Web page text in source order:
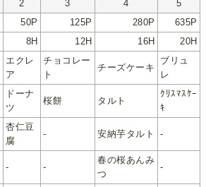
2 3 4
5
50P 125P 280P
635P
8H 12H 16H 20H
エクレ
ア
チョコレー
ト
チーズケーキ
ブリュ
レ
ドーナ
ツ
桜餅 タルト
ｸﾘｽﾏｽｹｰ
ｷ
杏仁豆
腐
- 安納芋タルト -
- -
春の桜あんみ
つ
-